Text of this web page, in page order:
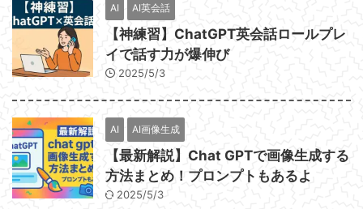
AI AI英会話
【神練習】ChatGPT英会話ロールプレ
イで話す力が爆伸び
2025/5/3
AI AI画像生成
【最新解説】Chat GPTで画像生成する
方法まとめ！プロンプトもあるよ
2025/5/3